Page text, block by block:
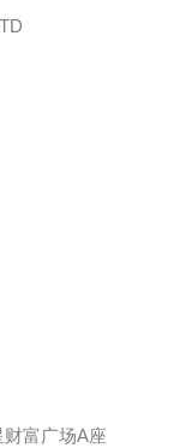
财富广场A座